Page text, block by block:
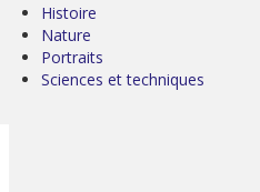
Histoire
Nature
Portraits
Sciences et techniques